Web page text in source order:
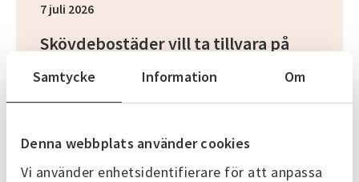
Samtycke Information Om
Denna webbplats använder cookies
Vi använder enhetsidentifierare för att anpassa
7 juli 2026
Skövdebostäder vill ta tillvara på
handlar inte om att hitta en universallösning som
passar i alla hus – men om att få ut mesta möjliga
av varje kilowattimme ur den energi man köper in